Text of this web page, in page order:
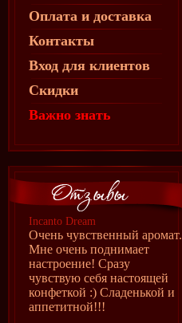
Оплата и доставка
Контакты
Вход для клиентов
Скидки
Важно знать
Incanto Dream
Очень чувственный аромат.
Мне очень поднимает
настроение! Сразу
чувствую себя настоящей
конфеткой :) Сладенькой и
аппетитной!!!